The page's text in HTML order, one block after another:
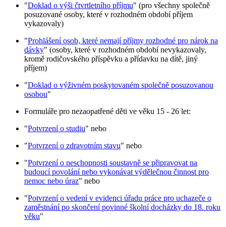
"Doklad o výši čtvrtletního příjmu" (pro všechny společně
posuzované osoby, které v rozhodném období příjem
vykazovaly)
"Prohlášení osob, které nemají příjmy rozhodné pro nárok na
dávky" (osoby, které v rozhodném období nevykazovaly,
kromě rodičovského příspěvku a přídavku na dítě, jiný
příjem)
"Doklad o výživném poskytovaném společně posuzovanou
osobou"
Formuláře pro nezaopatřené děti ve věku 15 - 26 let:
"Potvrzení o studiu" nebo
"Potvrzení o zdravotním stavu" nebo
"Potvrzení o neschopnosti soustavně se připravovat na
budoucí povolání nebo vykonávat výdělečnou činnost pro
nemoc nebo úraz" nebo
"Potvrzení o vedení v evidenci úřadu práce pro uchazeče o
zaměstnání po skončení povinné školní docházky do 18. roku
věku"